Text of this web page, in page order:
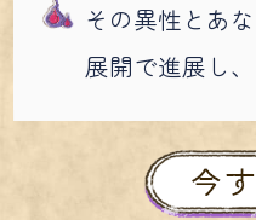
その異性とあ
展開で進展し